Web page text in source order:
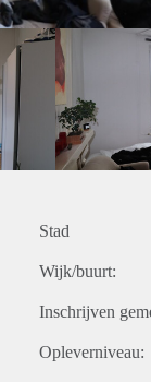
Stad
Wijk/buurt:
Inschrijven
Opleverniveau: